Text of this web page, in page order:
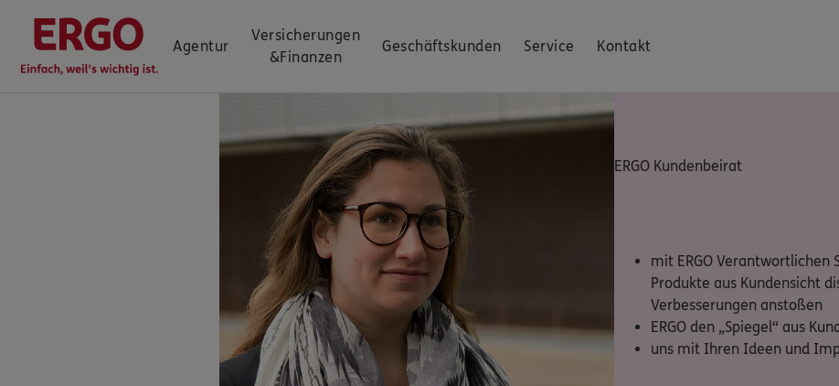
Agentur
Versicherungen
&Finanzen
Geschäftskunden Service Kontakt
ERGO Kundenbeirat
mit ERGO Verantwortlichen
Produkte aus Kundensicht
Verbesserungen anstoßen
ERGO den „Spiegel“ aus
uns mit Ihren Ideen und